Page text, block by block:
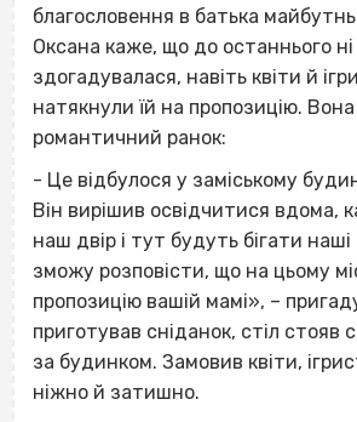
благословення в батька
Оксана каже, що до останнього
здогадувалася, навіть квіти й
натякнули їй на пропозицію.
романтичний ранок:
- Це відбулося у заміському
Він вирішив освідчитися вдома,
наш двір і тут будуть бігати
зможу розповісти, що на цьому
пропозицію вашій мамі», –
приготував сніданок, стіл стояв
за будинком. Замовив квіти,
ніжно й затишно.